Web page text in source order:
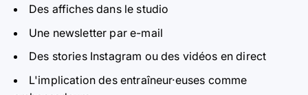
Des affiches dans le studio
Une newsletter par e-mail
Des stories Instagram ou des vidéos en direct
L'implication des entraîneur·euses comme